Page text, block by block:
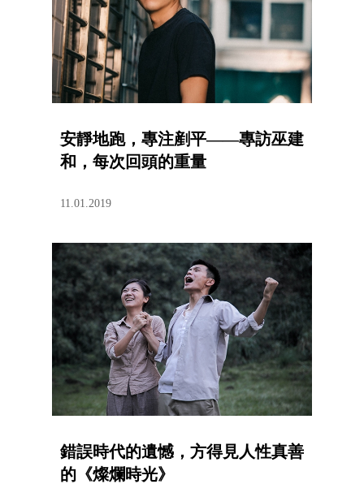
安靜地跑，專注剷平——專訪巫建
和，每次回頭的重量
11.01.2019
錯誤時代的遺憾，方得見人性真善
的《燦爛時光》